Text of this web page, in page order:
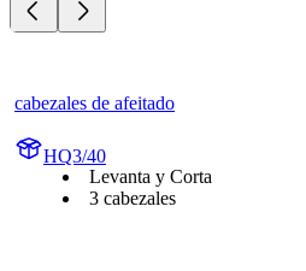
cabezales de afeitado
HQ3/40
Levanta y Corta
3 cabezales